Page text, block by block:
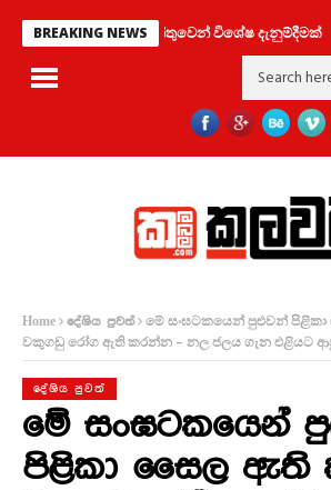
BREAKING NEWS
දෙපාර්තමේන්තුවෙන් විශේෂ දැනුම්දීමක්
Home දේශිය පුවත්
මේ සංඝටකයෙන් පුළුවන්
වකුගඩු රෝග ඇති කරන්න – නල ජලය ගැන එළියට
දේශිය පුවත්
මේ සංඝටකයෙන්
පිළිකා සෛල ඇති